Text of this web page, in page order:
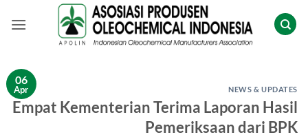
06
Apr NEWS & UPDATES
Empat Kementerian Terima Laporan Hasil
Pemeriksaan dari BPK